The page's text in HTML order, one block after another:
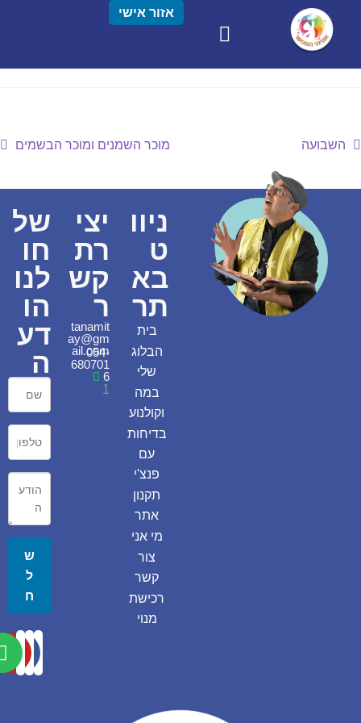
אזור אישי
השבועה מוכר השמנים ומוכר הבשמים
ניוו
ט
בא
תר
בית
הבלוג
שלי
במה
וקולנוע
בדיחות
עם
פנצ'י
תקנון
אתר
מי אני
צור
קשר
רכישת
מנוי
יצי
רת
קש
ר
tanamit
ay@gm
ail.com
054-
680701
6
1
של
חו
לנו
הו
דע
ה
ש
ל
ח